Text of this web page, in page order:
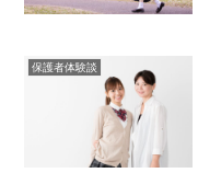
保護者体験談